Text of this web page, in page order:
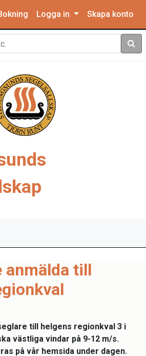
Logga in Skapa konto
Sök
anmälda till
till helgens regionkval 3 i
västliga vindar på 9-12 m/s.
på vår hemsida under dagen.